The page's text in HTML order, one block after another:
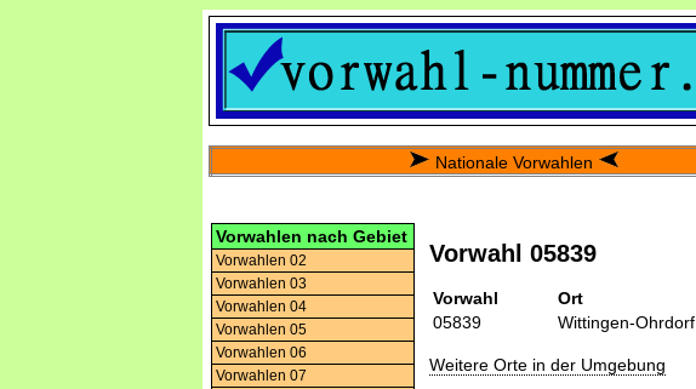
Nationale Vorwahlen
Vorwahlen nach Gebiet
Vorwahlen 02
Vorwahlen 03
Vorwahlen 04
Vorwahlen 05
Vorwahlen 06
Vorwahlen 07
Vorwahl 05839
Vorwahl Ort
05839
Wittingen-Ohrdorf
Weitere Orte in der Umgebung